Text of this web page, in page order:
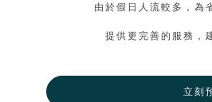
由於假日人流較多，為
提供更完善的服務，
立刻